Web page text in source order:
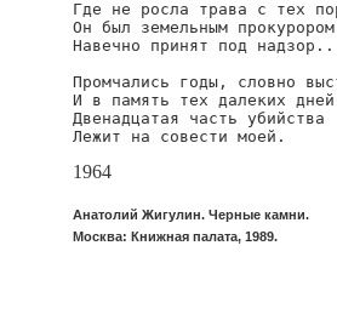
Где не росла трава с тех
Он был земельным прокурором
Навечно принят под
Промчались годы, словно
И в память тех далеких дней
Двенадцатая часть убийства
Лежит на совести моей.
1964
Анатолий Жигулин. Черные камни.
Москва: Книжная палата, 1989.